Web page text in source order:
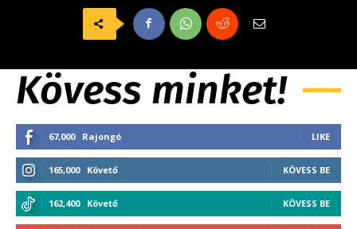
Kövess minket!
67,000 Rajongó LIKE
165,000 Követő KÖVESS BE
162,400 Követő KÖVESS BE